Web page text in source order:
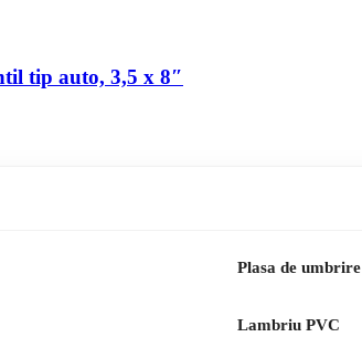
tip auto, 3,5 x 8″
Plasa de umbrire
Lambriu PVC